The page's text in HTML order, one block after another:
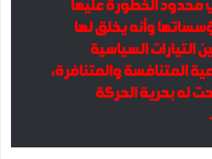
محدود الخطورة عليها
وأنه يخلق لها
التيارات السياسية
المتنافسة والمتنافرة،
له بحرية الحركة